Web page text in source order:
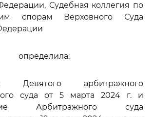
Судебная коллегия по
спорам Верховного Суда
определила:
Девятого арбитражного
суда от 5 марта 2024 г. и
Арбитражного суда